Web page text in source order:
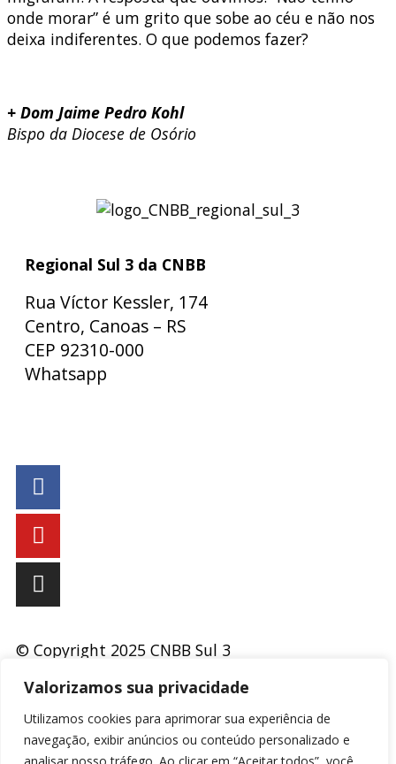
Valorizamos sua privacidade
Utilizamos cookies para aprimorar sua experiência de
navegação, exibir anúncios ou conteúdo personalizado e
onde morar” é um grito que sobe ao céu e não nos
deixa indiferentes. O que podemos fazer?
+ Dom Jaime Pedro Kohl
Bispo da Diocese de Osório
Regional Sul 3 da CNBB
Rua Víctor Kessler, 174
Centro, Canoas – RS
CEP 92310-000
Whatsapp
© Copyright 2025 CNBB Sul 3
Desenvolvido porMasterpress